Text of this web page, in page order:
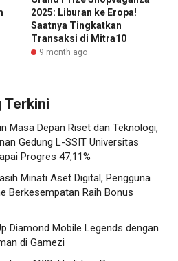
2025: Liburan ke Eropa!
Saatnya Tingkatkan
Transaksi di Mitra10
9 month ago
Terkini
Masa Depan Riset dan Teknologi,
Gedung L-SSIT Universitas
Progres 47,11%
Minati Aset Digital, Pengguna
Berkesempatan Raih Bonus
Diamond Mobile Legends dengan
di Gamezi